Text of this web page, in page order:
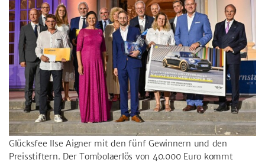
Glücksfee Ilse Aigner mit den fünf Gewinnern und den
Preisstiftern. Der Tombolaerlös von 40.000 Euro kommt